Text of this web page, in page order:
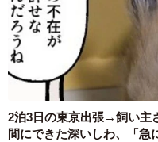
2泊3日の東京出張→飼い
間にできた深いしわ、「急